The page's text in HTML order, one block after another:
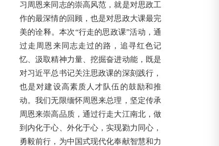
习周恩来同志的崇高风范，就是对思政工
作的最深情的回顾，也是对思政大课最完
美的诠释。本次“行走的思政课”活动，通
过走周恩来同志走过的路，追寻红色记
忆、汲取精神力量、挖掘奋进动能，既是
对习近平总书记关注思政课的深刻践行，
也是对建设高素质人才队伍的鼓励和推
动。我们无限缅怀周恩来总理，坚定传承
周恩来崇高品质，通过行走大江南北，做
到内化于心、外化于心，实现勠力同心，
勇毅前行，为中国式现代化奉献智慧和力